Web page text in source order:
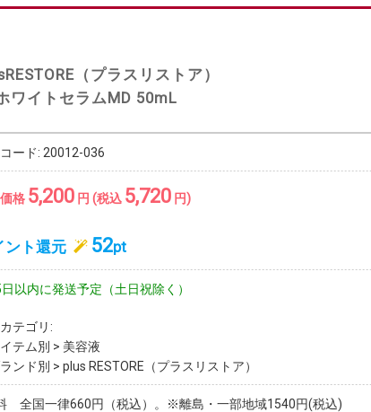
（プラスリストア）
ワイトセラムMD 50mL
ード: 20012-036
格 5,200円 (税込 5,720円)
ント還元 52pt
以内に発送予定（土日祝除く）
テゴリ:
テム別 > 美容液
ンド別 > plus RESTORE（プラスリストア）
全国一律660円（税込）。※離島・一部地域1540円(税込)